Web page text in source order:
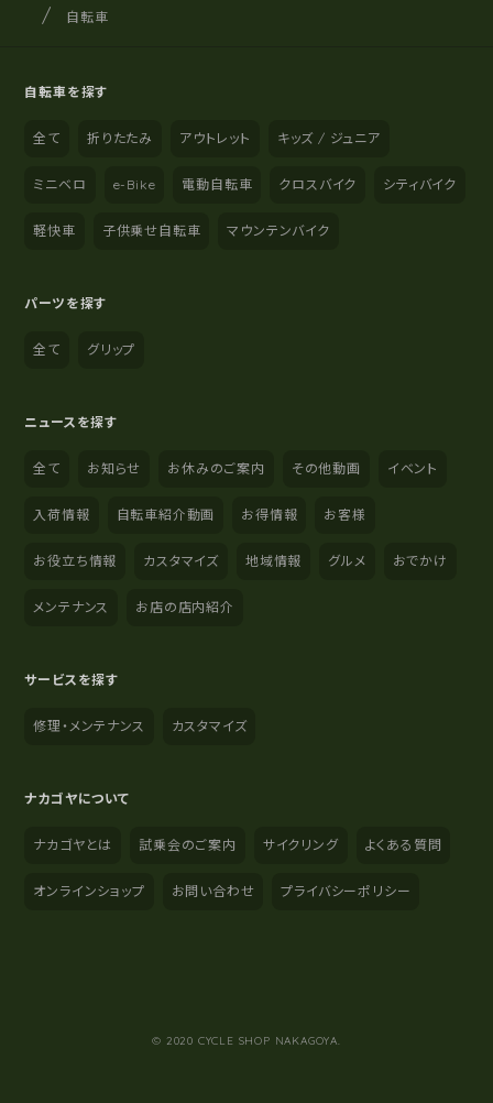
サイト内の現在地
サイクルショップナカゴヤ
自転車
自転車を探す
全て 折りたたみ アウトレット キッズ / ジュニア
ミニベロ e-Bike 電動自転車 クロスバイク シティバイク
軽快車 子供乗せ自転車 マウンテンバイク
パーツを探す
全て グリップ
ニュースを探す
全て お知らせ お休みのご案内 その他動画 イベント
入荷情報 自転車紹介動画 お得情報 お客様
お役立ち情報 カスタマイズ 地域情報 グルメ おでかけ
メンテナンス お店の店内紹介
サービスを探す
修理・メンテナンス カスタマイズ
ナカゴヤについて
ナカゴヤとは 試乗会のご案内 サイクリング よくある質問
オンラインショップ お問い合わせ プライバシーポリシー
© 2020 CYCLE SHOP NAKAGOYA.